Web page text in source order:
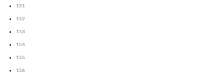
151
152
153
154
155
156